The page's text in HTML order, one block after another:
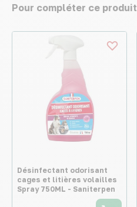
Pour compléter ce produit
Désinfectant odorisant
cages et litières volailles
Spray 750ML - Saniterpen